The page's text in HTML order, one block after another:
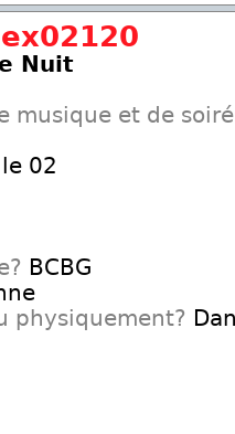
Nuit
musique et de
02
BCBG
physiquement?